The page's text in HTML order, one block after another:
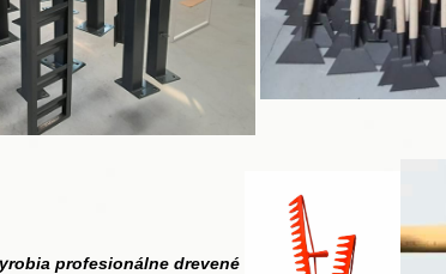
profesionálne drevené